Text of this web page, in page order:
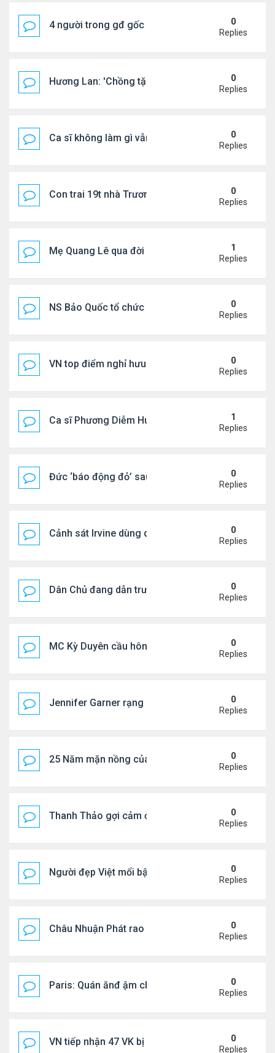
4 người trong gđ gốc Việt thiệt mạng vì tai nạn xe
0
Replies
Hương Lan: 'Chồng tặng tôi khu vườn tình yêu'
0
Replies
Ca sĩ không làm gì vẫn kiếm được 400 triệu đồng/
0
Replies
Con trai 19t nhà Trương Bá Chi - Tạ Đình Phong
0
Replies
Mẹ Quang Lê qua đời sau 2 năm đột quỵ. 1
Replies
NS Bảo Quốc tổ chức sn cho bà xã
0
Replies
VN top điểm nghỉ hưu lý tưởng cho người Mỹ
0
Replies
Ca sĩ Phương Diễm Huyền bị khởi tố
1
Replies
Đức ‘báo động đỏ’ sau vụ phát hiện UAV mang
0
Replies
Cảnh sát Irvine dùng drone bắt kẻ trộm trong
0
Replies
Dân Chủ đang dẫn trước Cộng Hòa trong các
0
Replies
MC Kỳ Duyên cầu hôn lại chồng cũ
0
Replies
Jennifer Garner rạng rỡ bên bạn trai kém 6 tuổi
0
Replies
25 Năm mặn nồng của 'Điệp viên 007'
0
Replies
Thanh Thảo gợi cảm ở tuổi 49
0
Replies
Người đẹp Việt mổi bật giữa dàn sao châu Á
0
Replies
Châu Nhuận Phát rao bán tài sản
0
Replies
Paris: Quán ănđ ậm chất Việt đông kín khách chờ
0
Replies
VN tiếp nhận 47 VK bị Mỹ trục xuất, Công an
0
Replies